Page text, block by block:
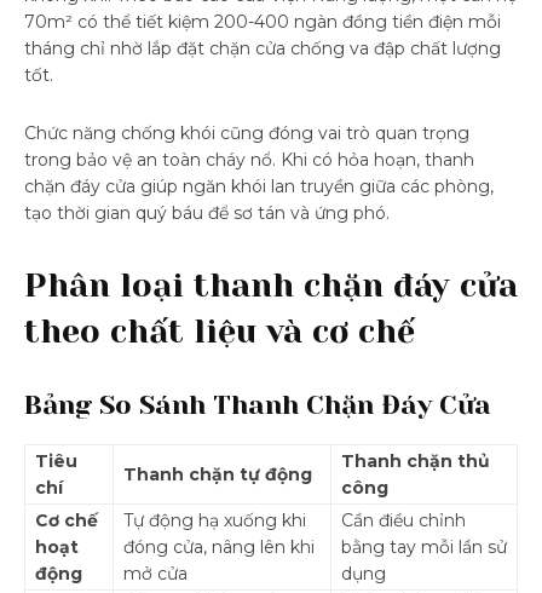
70m² có thể tiết kiệm 200-400 ngàn đồng tiền điện mỗi
tháng chỉ nhờ lắp đặt chặn cửa chống va đập chất lượng
tốt.
Chức năng chống khói cũng đóng vai trò quan trọng
trong bảo vệ an toàn cháy nổ. Khi có hỏa hoạn, thanh
chặn đáy cửa giúp ngăn khói lan truyền giữa các phòng,
tạo thời gian quý báu để sơ tán và ứng phó.
Phân loại thanh chặn đáy cửa
theo chất liệu và cơ chế
Bảng So Sánh Thanh Chặn Đáy Cửa
Tiêu
chí
Thanh chặn tự động
Thanh chặn thủ
công
Cơ chế
hoạt
động
Tự động hạ xuống khi
đóng cửa, nâng lên khi
mở cửa
Cần điều chỉnh
bằng tay mỗi lần sử
dụng